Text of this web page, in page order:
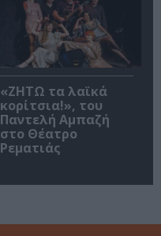
«ΖΗΤΩ τα λαϊκά
κορίτσια!», του
Παντελή Αμπαζή
στο Θέατρο
Ρεματιάς